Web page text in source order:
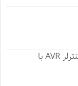
دانلود کتاب 11 پروژه میکروکنترلر AVR با